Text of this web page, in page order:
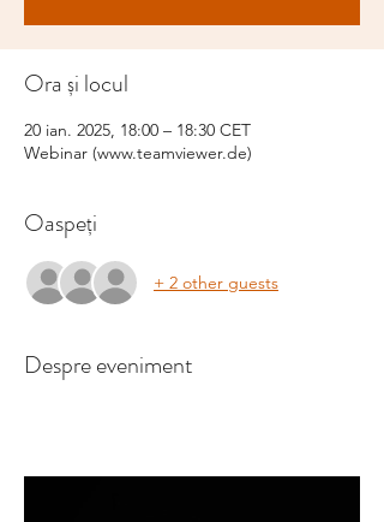
Ora și locul
20 ian. 2025, 18:00 – 18:30 CET
Webinar (www.teamviewer.de)
Oaspeți
+ 2 other guests
Despre eveniment